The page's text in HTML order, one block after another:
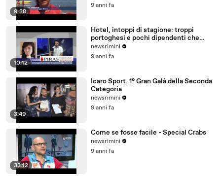
9:38
9 anni fa
10:12
Hotel, intoppi di stagione: troppi
portoghesi e pochi dipendenti che
parlano tedesco
newsrimini
9 anni fa
3:49
Icaro Sport. 1° Gran Galà della Seconda
Categoria
newsrimini
9 anni fa
33:12
Come se fosse facile - Special Crabs
newsrimini
9 anni fa